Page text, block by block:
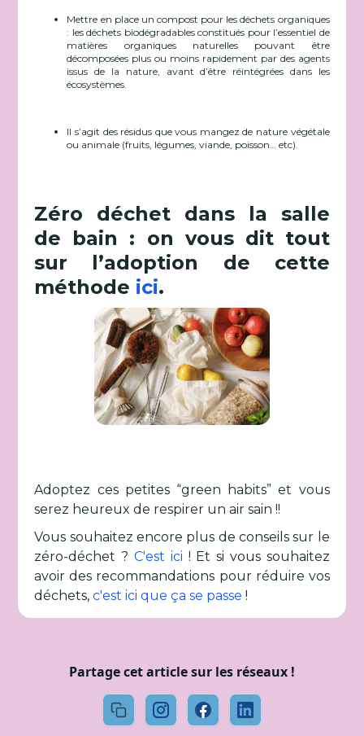
Mettre en place un compost pour les déchets organiques
: les déchets biodégradables constitués pour l’essentiel de
matières organiques naturelles pouvant être
décomposées plus ou moins rapidement par des agents
issus de la nature, avant d’être réintégrées dans les
écosystèmes.
Il s’agit des résidus que vous mangez de nature végétale
ou animale (fruits, légumes, viande, poisson… etc).
Zéro déchet dans la salle
de bain : on vous dit tout
sur l’adoption de cette
méthode ici.
Adoptez ces petites “green habits” et vous
serez heureux de respirer un air sain !!
Vous souhaitez encore plus de conseils sur le
zéro-déchet ? C'est ici ! Et si vous souhaitez
avoir des recommandations pour réduire vos
déchets,c'est ici que ça se passe !
Partage cet article sur les réseaux !